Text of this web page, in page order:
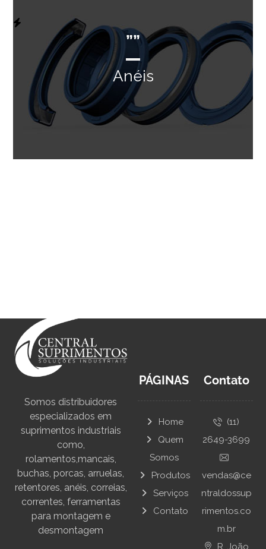
””
Anéis
Somos distribuidores
especializados em
suprimentos industriais
como,
rolamentos,mancais,
buchas, porcas, arruelas,
retentores, anéis, correias,
correntes, ferramentas
para montagem e
desmontagem
PÁGINAS
Home
Quem
Somos
Produtos
Serviços
Contato
Contato
(11)
2649-3699
vendas@ce
ntraldossup
rimentos.co
m.br
R. João